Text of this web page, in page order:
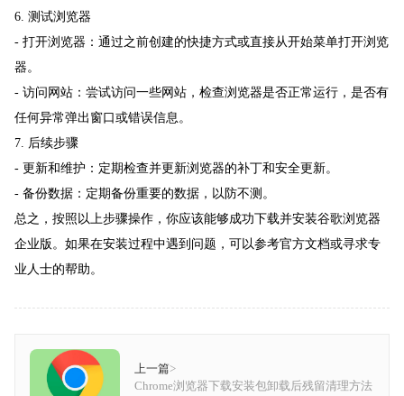
6. 测试浏览器
- 打开浏览器：通过之前创建的快捷方式或直接从开始菜单打开浏览
器。
- 访问网站：尝试访问一些网站，检查浏览器是否正常运行，是否有
任何异常弹出窗口或错误信息。
7. 后续步骤
- 更新和维护：定期检查并更新浏览器的补丁和安全更新。
- 备份数据：定期备份重要的数据，以防不测。
总之，按照以上步骤操作，你应该能够成功下载并安装谷歌浏览器
企业版。如果在安装过程中遇到问题，可以参考官方文档或寻求专
业人士的帮助。
上一篇>
Chrome浏览器下载安装包卸载后残留清理方法